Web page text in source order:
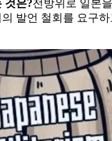
것은?전방위로 일본
발언 철회를 요구하